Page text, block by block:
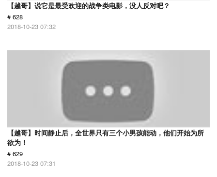
【越哥】说它是最受欢迎的战争类电影，没人反对吧？
# 628
2018-10-23 07:32
【越哥】时间静止后，全世界只有三个小男孩能动，他们开始为所
欲为！
# 629
2018-10-23 07:31